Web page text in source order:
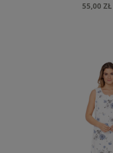
55,00 ZŁ
do